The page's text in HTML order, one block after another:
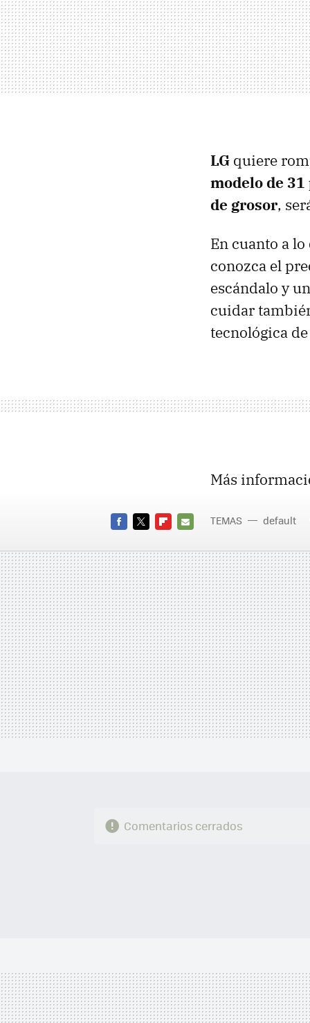
LG quiere
modelo de
de grosor,
En cuanto a
conozca el
escándalo y
cuidar
tecnológica
Más
MAIL
TEMAS default
Comentarios cerrados